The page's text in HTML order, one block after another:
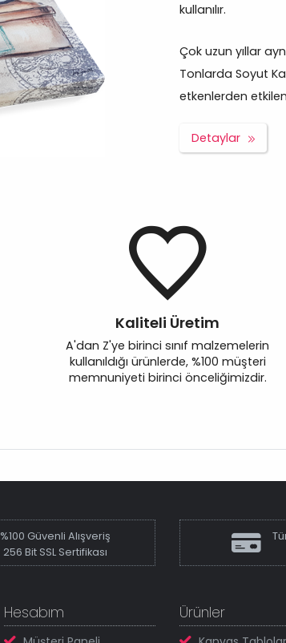
kullanılır.
Çok uzun yıllar
Tonlarda Soyut
etkenlerden
Detaylar
Kaliteli Üretim
A'dan Z'ye birinci sınıf malzemelerin
kullanıldığı ürünlerde, %100 müşteri
memnuniyeti birinci önceliğimizdir.
%100 Güvenli Alışveriş
256 Bit SSL Sertifikası
Hesabım Ürünler